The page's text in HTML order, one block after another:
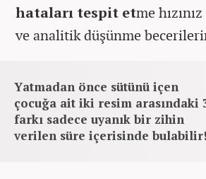
hataları tespit etme
ve analitik düşünme
Yatmadan önce sütünü içen
çocuğa ait iki resim arasındaki
farkı sadece uyanık bir zihin
verilen süre içerisinde bulabilir!